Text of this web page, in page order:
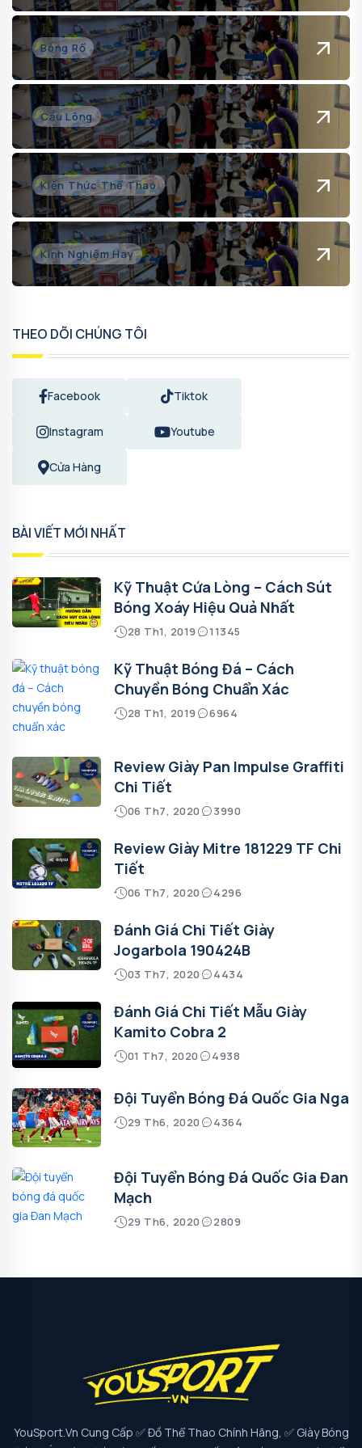
Bóng Rổ
Cầu Lông
Kiến Thức Thể Thao
Kinh Nghiệm Hay
THEO DÕI CHÚNG TÔI
Facebook Tiktok
Instagram Youtube
Cửa Hàng
BÀI VIẾT MỚI NHẤT
Kỹ Thuật Cứa Lòng – Cách Sút
Bóng Xoáy Hiệu Quả Nhất
28 Th1, 2019 11345
Kỹ Thuật Bóng Đá – Cách
Chuyền Bóng Chuẩn Xác
28 Th1, 2019 6964
Review Giày Pan Impulse Graffiti
Chi Tiết
06 Th7, 2020 3990
Review Giày Mitre 181229 TF Chi
Tiết
06 Th7, 2020 4296
Đánh Giá Chi Tiết Giày
Jogarbola 190424B
03 Th7, 2020 4434
Đánh Giá Chi Tiết Mẫu Giày
Kamito Cobra 2
01 Th7, 2020 4938
Đội Tuyển Bóng Đá Quốc Gia Nga
29 Th6, 2020 4364
Đội Tuyển Bóng Đá Quốc Gia Đan
Mạch
29 Th6, 2020 2809
YouSport.vn Cung Cấp ✅ Đồ Thể Thao Chính Hãng, ✅ Giày Bóng